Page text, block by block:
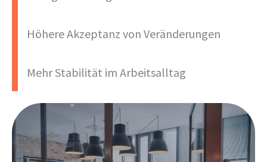
Höhere Akzeptanz von Veränderungen
Mehr Stabilität im Arbeitsalltag